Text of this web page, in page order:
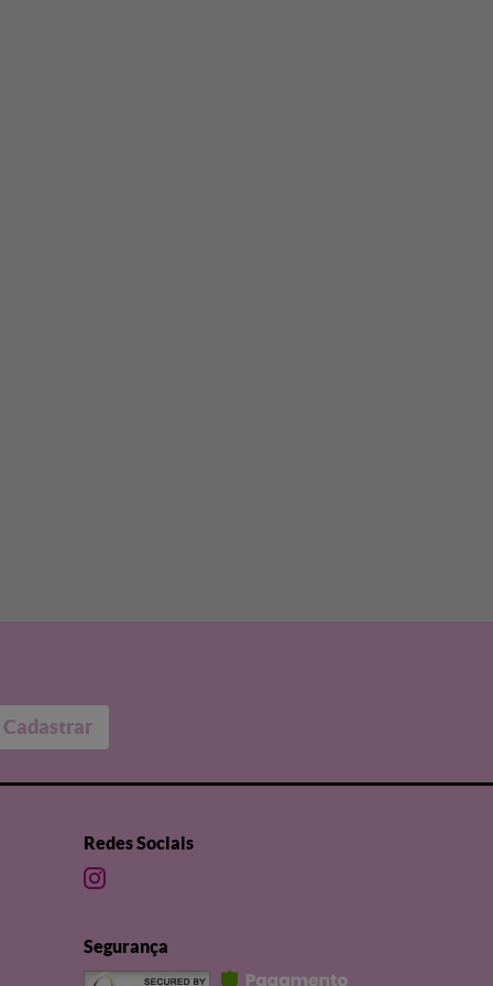
Cadastrar
Redes Sociais
Segurança